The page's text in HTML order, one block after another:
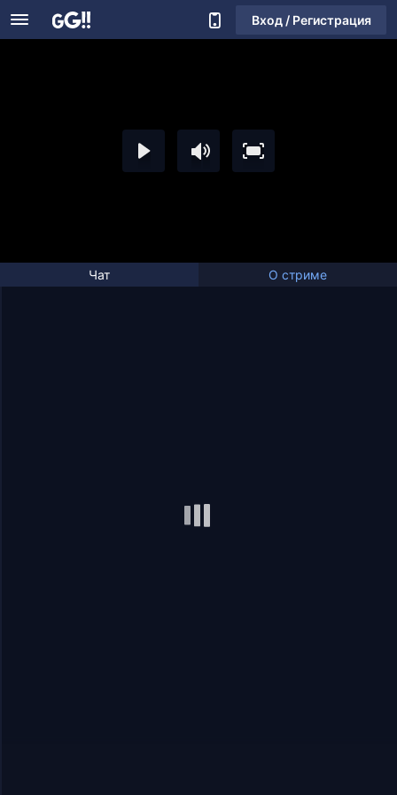
Вход / Регистрация
Чат О стриме